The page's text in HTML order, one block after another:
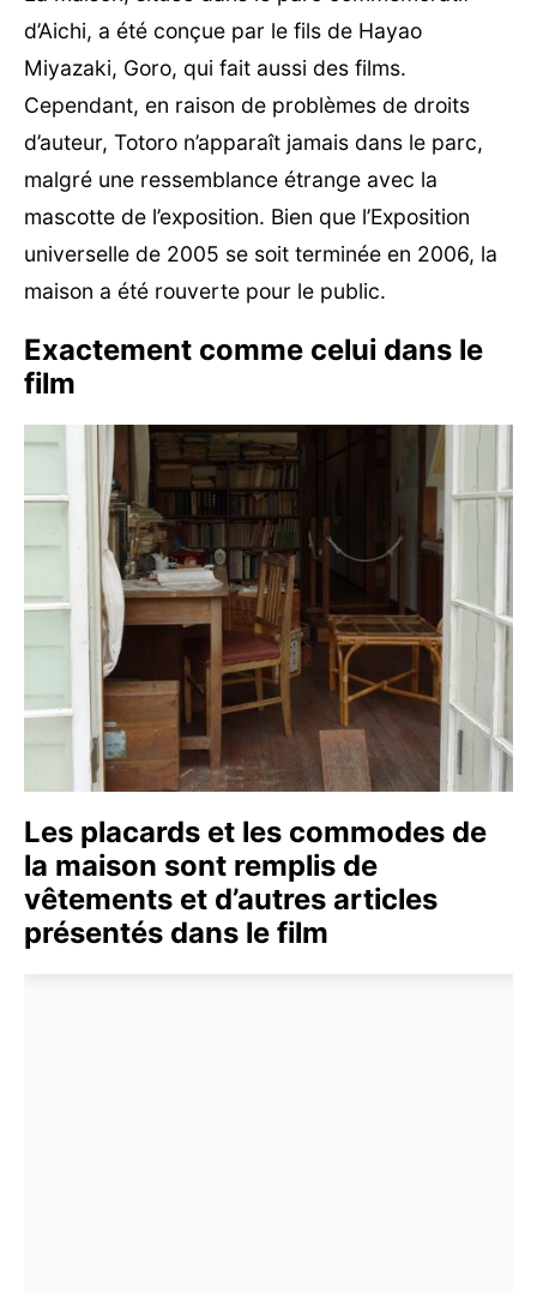
d’Aichi, a été conçue par le fils de Hayao
Miyazaki, Goro, qui fait aussi des films.
Cependant, en raison de problèmes de droits
d’auteur, Totoro n’apparaît jamais dans le parc,
malgré une ressemblance étrange avec la
mascotte de l’exposition. Bien que l’Exposition
universelle de 2005 se soit terminée en 2006, la
maison a été rouverte pour le public.
Exactement comme celui dans le
film
Les placards et les commodes de
la maison sont remplis de
vêtements et d’autres articles
présentés dans le film